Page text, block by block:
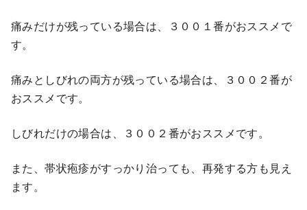
痛みだけが残っている場合は、３００１番がおススメで
す。
痛みとしびれの両方が残っている場合は、３００２番が
おススメです。
しびれだけの場合は、３００２番がおススメです。
また、帯状疱疹がすっかり治っても、再発する方も見え
ます。